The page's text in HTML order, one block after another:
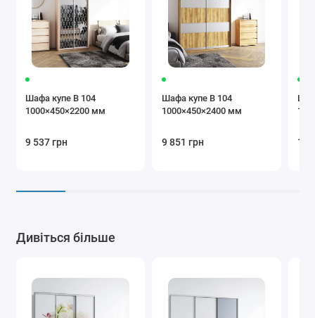
коричневий
Бежевий Коричневий Крем
комплектація
Шафа купе В 104
1000×450×2200 мм
9 537 грн
Шафа купе В 104
1000×450×2400 мм
9 851 грн 10
Дивіться більше